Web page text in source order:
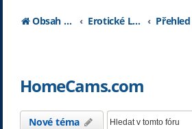
Obsah fóra Erotické Livechaty
HomeCams.com
Nové téma